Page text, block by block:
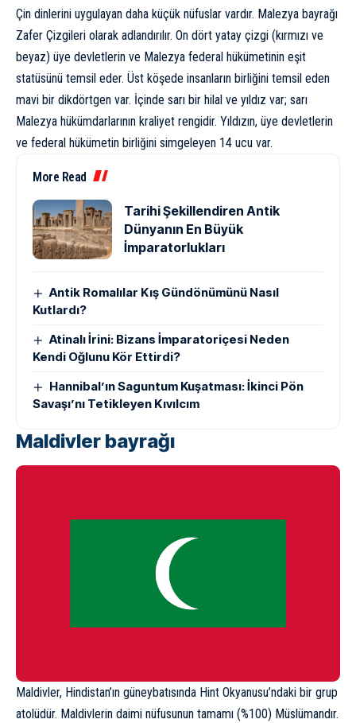
Çin dinlerini uygulayan daha küçük nüfuslar vardır. Malezya bayrağı
Zafer Çizgileri olarak adlandırılır. On dört yatay çizgi (kırmızı ve
beyaz) üye devletlerin ve Malezya federal hükümetinin eşit
statüsünü temsil eder. Üst köşede insanların birliğini temsil eden
mavi bir dikdörtgen var. İçinde sarı bir hilal ve yıldız var; sarı
Malezya hükümdarlarının kraliyet rengidir. Yıldızın, üye devletlerin
ve federal hükümetin birliğini simgeleyen 14 ucu var.
More Read
Tarihi Şekillendiren Antik
Dünyanın En Büyük
İmparatorlukları
Antik Romalılar Kış Gündönümünü Nasıl
Kutlardı?
Atinalı İrini: Bizans İmparatoriçesi Neden
Kendi Oğlunu Kör Ettirdi?
Hannibal’ın Saguntum Kuşatması: İkinci Pön
Savaşı’nı Tetikleyen Kıvılcım
Maldivler bayrağı
Maldivler, Hindistan’ın güneybatısında Hint Okyanusu’ndaki bir grup
atolüdür. Maldivlerin daimi nüfusunun tamamı (%100) Müslümandır.